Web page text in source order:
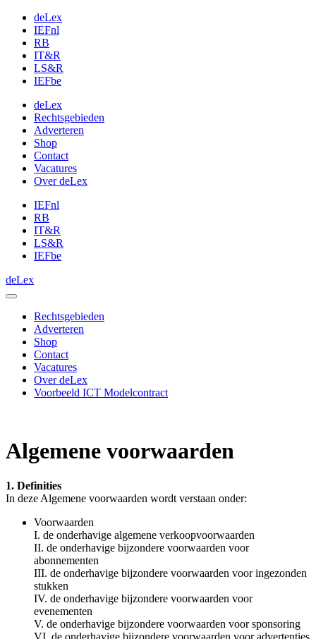
deLex
IEFnl
RB
IT&R
LS&R
IEFbe
deLex
Rechtsgebieden
Adverteren
Shop
Contact
Vacatures
Over deLex
IEFnl
RB
IT&R
LS&R
IEFbe
deLex
Rechtsgebieden
Adverteren
Shop
Contact
Vacatures
Over deLex
Voorbeeld ICT Modelcontract
Algemene voorwaarden
1. Definities
In deze Algemene voorwaarden wordt verstaan onder:
Voorwaarden
I. de onderhavige algemene verkoopvoorwaarden
II. de onderhavige bijzondere voorwaarden voor
abonnementen
III. de onderhavige bijzondere voorwaarden voor ingezonden
stukken
IV. de onderhavige bijzondere voorwaarden voor
evenementen
V. de onderhavige bijzondere voorwaarden voor sponsoring
VI. de onderhavige bijzondere voorwaarden voor advertenties